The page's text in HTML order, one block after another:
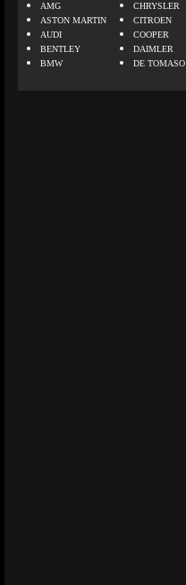
AMG
ASTON MARTIN
AUDI
BENTLEY
BMW
CHRYSLER
CITROEN
COOPER
DAIMLER
DE TOMASO